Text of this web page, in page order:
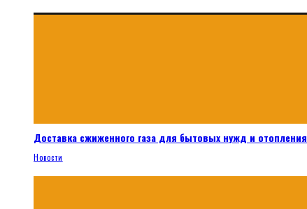
Доставка сжиженного газа для бытовых нужд и отопления
Новости